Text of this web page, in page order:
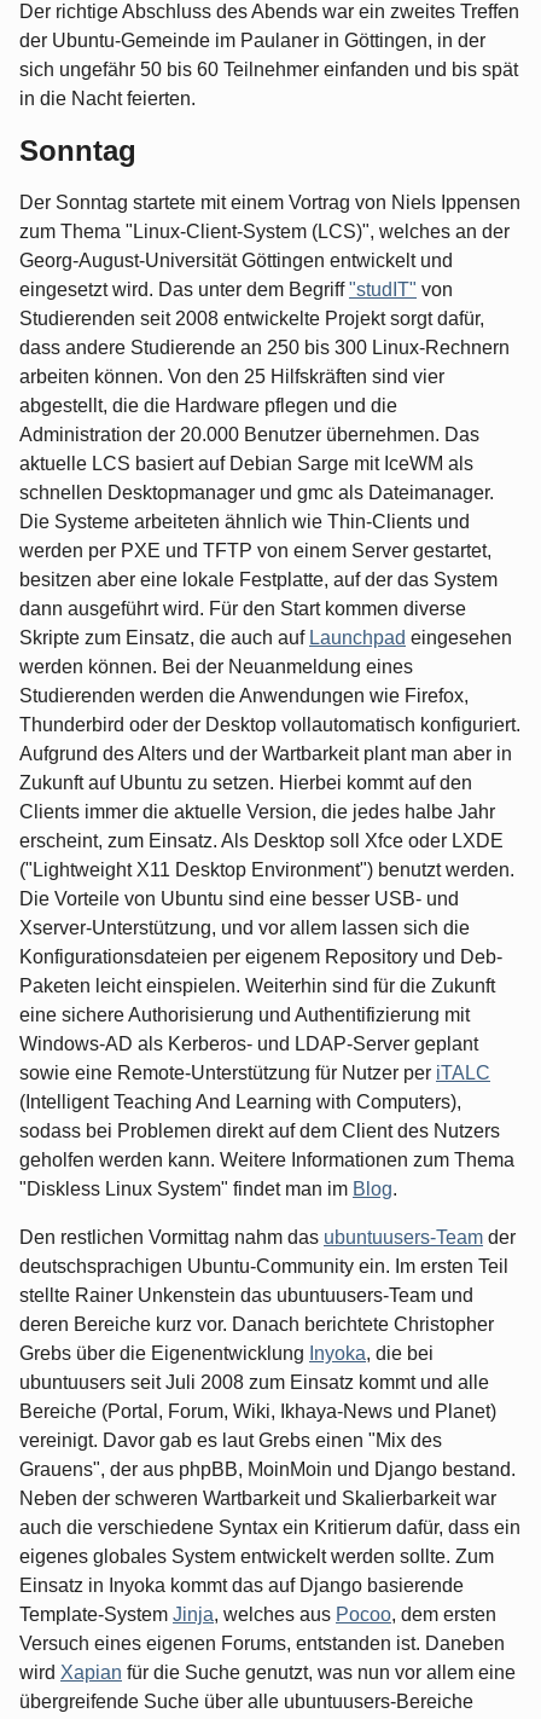
Der richtige Abschluss des Abends war ein zweites Treffen
der Ubuntu-Gemeinde im Paulaner in Göttingen, in der
sich ungefähr 50 bis 60 Teilnehmer einfanden und bis spät
in die Nacht feierten.
Sonntag
Der Sonntag startete mit einem Vortrag von Niels Ippensen
zum Thema "Linux-Client-System (LCS)", welches an der
Georg-August-Universität Göttingen entwickelt und
eingesetzt wird. Das unter dem Begriff"studIT" von
Studierenden seit 2008 entwickelte Projekt sorgt dafür,
dass andere Studierende an 250 bis 300 Linux-Rechnern
arbeiten können. Von den 25 Hilfskräften sind vier
abgestellt, die die Hardware pflegen und die
Administration der 20.000 Benutzer übernehmen. Das
aktuelle LCS basiert auf Debian Sarge mit IceWM als
schnellen Desktopmanager und gmc als Dateimanager.
Die Systeme arbeiteten ähnlich wie Thin-Clients und
werden per PXE und TFTP von einem Server gestartet,
besitzen aber eine lokale Festplatte, auf der das System
dann ausgeführt wird. Für den Start kommen diverse
Skripte zum Einsatz, die auch auf Launchpad eingesehen
werden können. Bei der Neuanmeldung eines
Studierenden werden die Anwendungen wie Firefox,
Thunderbird oder der Desktop vollautomatisch konfiguriert.
Aufgrund des Alters und der Wartbarkeit plant man aber in
Zukunft auf Ubuntu zu setzen. Hierbei kommt auf den
Clients immer die aktuelle Version, die jedes halbe Jahr
erscheint, zum Einsatz. Als Desktop soll Xfce oder LXDE
("Lightweight X11 Desktop Environment") benutzt werden.
Die Vorteile von Ubuntu sind eine besser USB- und
Xserver-Unterstützung, und vor allem lassen sich die
Konfigurationsdateien per eigenem Repository und Deb-
Paketen leicht einspielen. Weiterhin sind für die Zukunft
eine sichere Authorisierung und Authentifizierung mit
Windows-AD als Kerberos- und LDAP-Server geplant
sowie eine Remote-Unterstützung für Nutzer per iTALC
(Intelligent Teaching And Learning with Computers),
sodass bei Problemen direkt auf dem Client des Nutzers
geholfen werden kann. Weitere Informationen zum Thema
"Diskless Linux System" findet man im Blog.
Den restlichen Vormittag nahm das ubuntuusers-Team der
deutschsprachigen Ubuntu-Community ein. Im ersten Teil
stellte Rainer Unkenstein das ubuntuusers-Team und
deren Bereiche kurz vor. Danach berichtete Christopher
Grebs über die Eigenentwicklung Inyoka, die bei
ubuntuusers seit Juli 2008 zum Einsatz kommt und alle
Bereiche (Portal, Forum, Wiki, Ikhaya-News und Planet)
vereinigt. Davor gab es laut Grebs einen "Mix des
Grauens", der aus phpBB, MoinMoin und Django bestand.
Neben der schweren Wartbarkeit und Skalierbarkeit war
auch die verschiedene Syntax ein Kritierum dafür, dass ein
eigenes globales System entwickelt werden sollte. Zum
Einsatz in Inyoka kommt das auf Django basierende
Template-System Jinja, welches aus Pocoo, dem ersten
Versuch eines eigenen Forums, entstanden ist. Daneben
wird Xapian für die Suche genutzt, was nun vor allem eine
übergreifende Suche über alle ubuntuusers-Bereiche